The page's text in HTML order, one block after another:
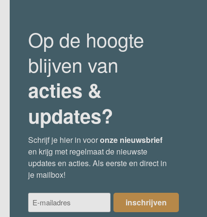
Op de hoogte
blijven van
acties &
updates?
Schrijf je hier in vooronze nieuwsbrief
en krijg met regelmaat de nieuwste
updates en acties. Als eerste en direct in
je mailbox!
E-
mailadres(Vereist)
inschrijven